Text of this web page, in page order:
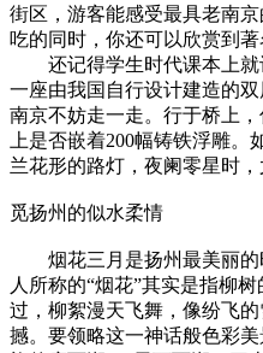
街区，游客能感受最具老南
吃的同时，你还可以欣赏到著
还记得学生时代课本上就
一座由我国自行设计建造的
南京不妨走一走。行于桥上
上是否嵌着200幅铸铁浮雕。
兰花形的路灯，夜阑零星时，
觅扬州的似水柔情
烟花三月是扬州最美丽的
人所称的“烟花”其实是指柳
过，柳絮漫天飞舞，像纷飞
撼。要领略这一神话般色彩